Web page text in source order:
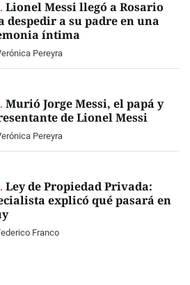
Lionel Messi llegó a Rosario
despedir a su padre en una
íntima
Pereyra
Murió Jorge Messi, el papá y
de Lionel Messi
Pereyra
Ley de Propiedad Privada:
explicó qué pasará en
Franco